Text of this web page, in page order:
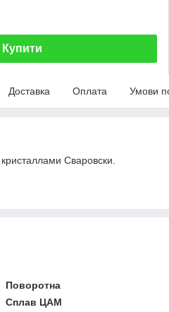
Купити
Доставка Оплата Умови
Сваровски.
Поворотна
Сплав ЦАМ